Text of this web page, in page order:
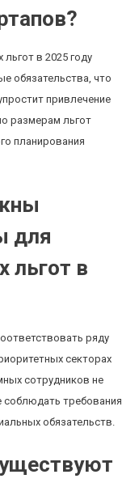
в 2025 году
обязательства, что
привлечение
размерам льгот
планирования
для
льгот в
ряду
секторах
сотрудников не
соблюдать требования
обязательств.